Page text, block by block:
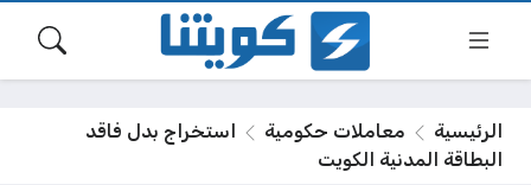
الرئيسية معاملات حكومية
استخراج بدل فاقد
البطاقة المدنية الكويت